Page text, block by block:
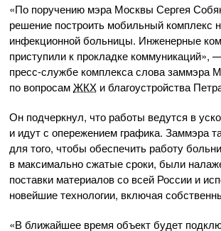
«По поручению мэра Москвы Сергея
решение построить мобильный комплекс
инфекционной больницы. Инженерные
приступили к прокладке коммуникаций»,
пресс-службе комплекса слова заммэра
по вопросамЖКХ и благоустройства
Он подчеркнул, что работы ведутся в
и идут с опережением графика. Заммэра
для того, чтобы обеспечить работу
в максимально сжатые сроки, были
поставки материалов со всей России и
новейшие технологии, включая
«В ближайшее время объект будет